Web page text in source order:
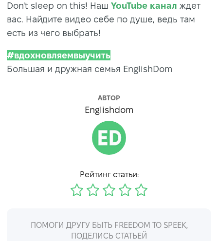
Don't sleep on this! Наш YouTube канал ждет
вас. Найдите видео себе по душе, ведь там
есть из чего выбрать!
#вдохновляемвыучить
Большая и дружная семья EnglishDom
АВТОР
Englishdom
Рейтинг статьи:
ПОМОГИ ДРУГУ БЫТЬ FREEDOM TO SPEEK,
ПОДЕЛИСЬ СТАТЬЕЙ